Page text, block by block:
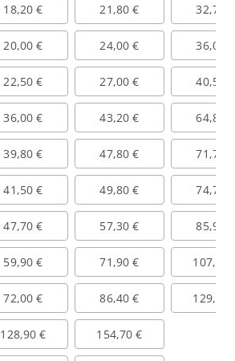
18,20 € 21,80 € 32,70 €
20,00 € 24,00 € 36,00 €
22,50 € 27,00 € 40,50 €
36,00 € 43,20 € 64,80 €
39,80 € 47,80 € 71,70 €
41,50 € 49,80 € 74,70 €
47,70 € 57,30 € 85,90 €
59,90 € 71,90 € 107,80
72,00 € 86,40 € 129,60
128,90 € 154,70 €